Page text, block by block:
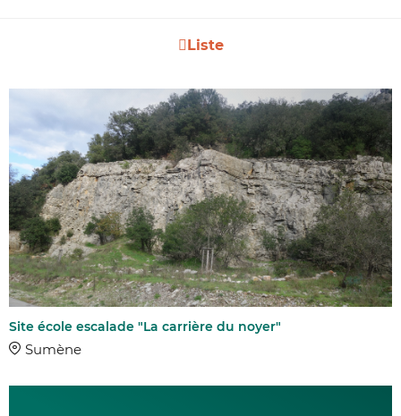
Liste
Site école escalade "La carrière du noyer"
Sumène